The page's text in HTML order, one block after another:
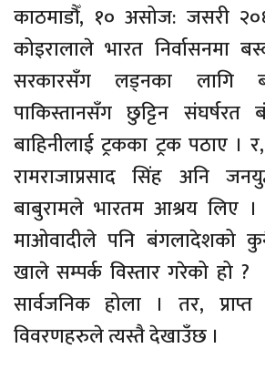
काठमाडौँ, १० असोज: जसरी
कोइरालाले भारत निर्वासनमा
सरकारसँग लड्नका लागि
पाकिस्तानसँग छुट्टिन संघर्षरत
बाहिनीलाई ट्रकका ट्रक पठाए ।
रामराजाप्रसाद सिंह अनि
बाबुरामले भारतम आश्रय लिए
माओवादीले पनि बंगलादेशको
खाले सम्पर्क विस्तार गरेको हो ?
सार्वजनिक होला । तर,
विवरणहरुले त्यस्तै देखाउँछ ।